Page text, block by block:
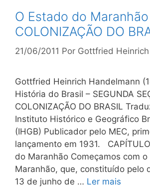
O Estado do
COLONIZAÇÃO DO
21/06/2011 Por Gottfried
Gottfried Heinrich Handelmann
História do Brasil – SEGUNDA
COLONIZAÇÃO DO BRASIL
Instituto Histórico e Geográfico
(IHGB) Publicador pelo MEC,
lançamento em 1931.
do Maranhão Começamos com
Maranhão, que, constituído pelo
13 de junho de … Ler mais